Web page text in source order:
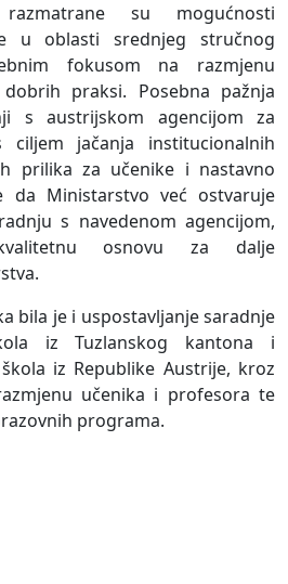
su mogućnosti
u oblasti srednjeg stručnog
fokusom na razmjenu
praksi. Posebna pažnja
s austrijskom agencijom za
ciljem jačanja institucionalnih
prilika za učenike i nastavno
da Ministarstvo već ostvaruje
s navedenom agencijom,
osnovu za dalje
bila je i uspostavljanje saradnje
iz Tuzlanskog kantona i
iz Republike Austrije, kroz
učenika i profesora te
programa.